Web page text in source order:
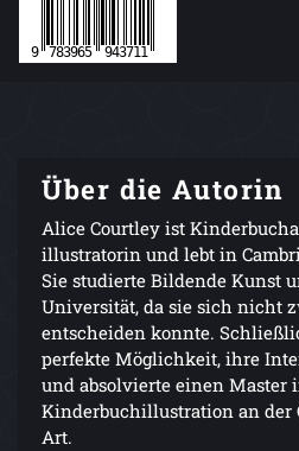
Über die Autorin
Alice Courtley ist
illustratorin und lebt in
Sie studierte Bildende Kunst
Universität, da sie sich nicht
entscheiden konnte.
perfekte Möglichkeit, ihre
und absolvierte einen Master
Kinderbuchillustration an der
Art.